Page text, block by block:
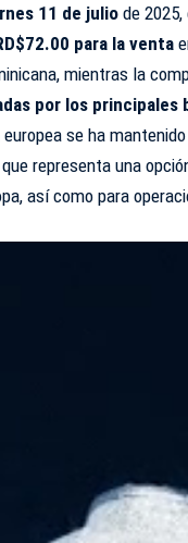
11 de julio de
para la venta
, mientras la
por los principales
se ha
representa una
así como para